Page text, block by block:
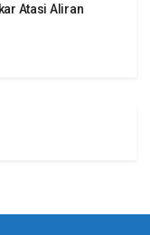
Atasi Aliran